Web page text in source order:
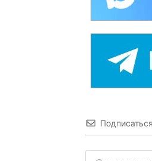
Подписаться